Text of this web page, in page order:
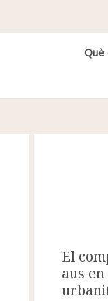
NavegacióQuè
El
aus